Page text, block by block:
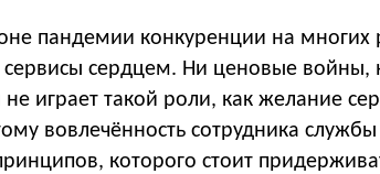
пандемии конкуренции на многих
сервисы сердцем. Ни ценовые войны,
играет такой роли, как желание
вовлечённость сотрудника
которого стоит